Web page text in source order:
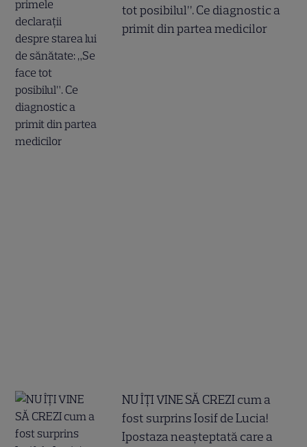
tot posibilul”. Ce diagnostic a
primit din partea medicilor
NU ÎȚI VINE SĂ CREZI cum a
fost surprins Iosif de Lucia!
Ipostaza neașteptată care a